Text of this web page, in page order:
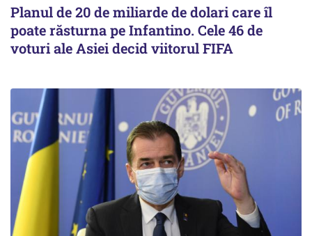
Planul de 20 de miliarde de dolari care îl
poate răsturna pe Infantino. Cele 46 de
voturi ale Asiei decid viitorul FIFA